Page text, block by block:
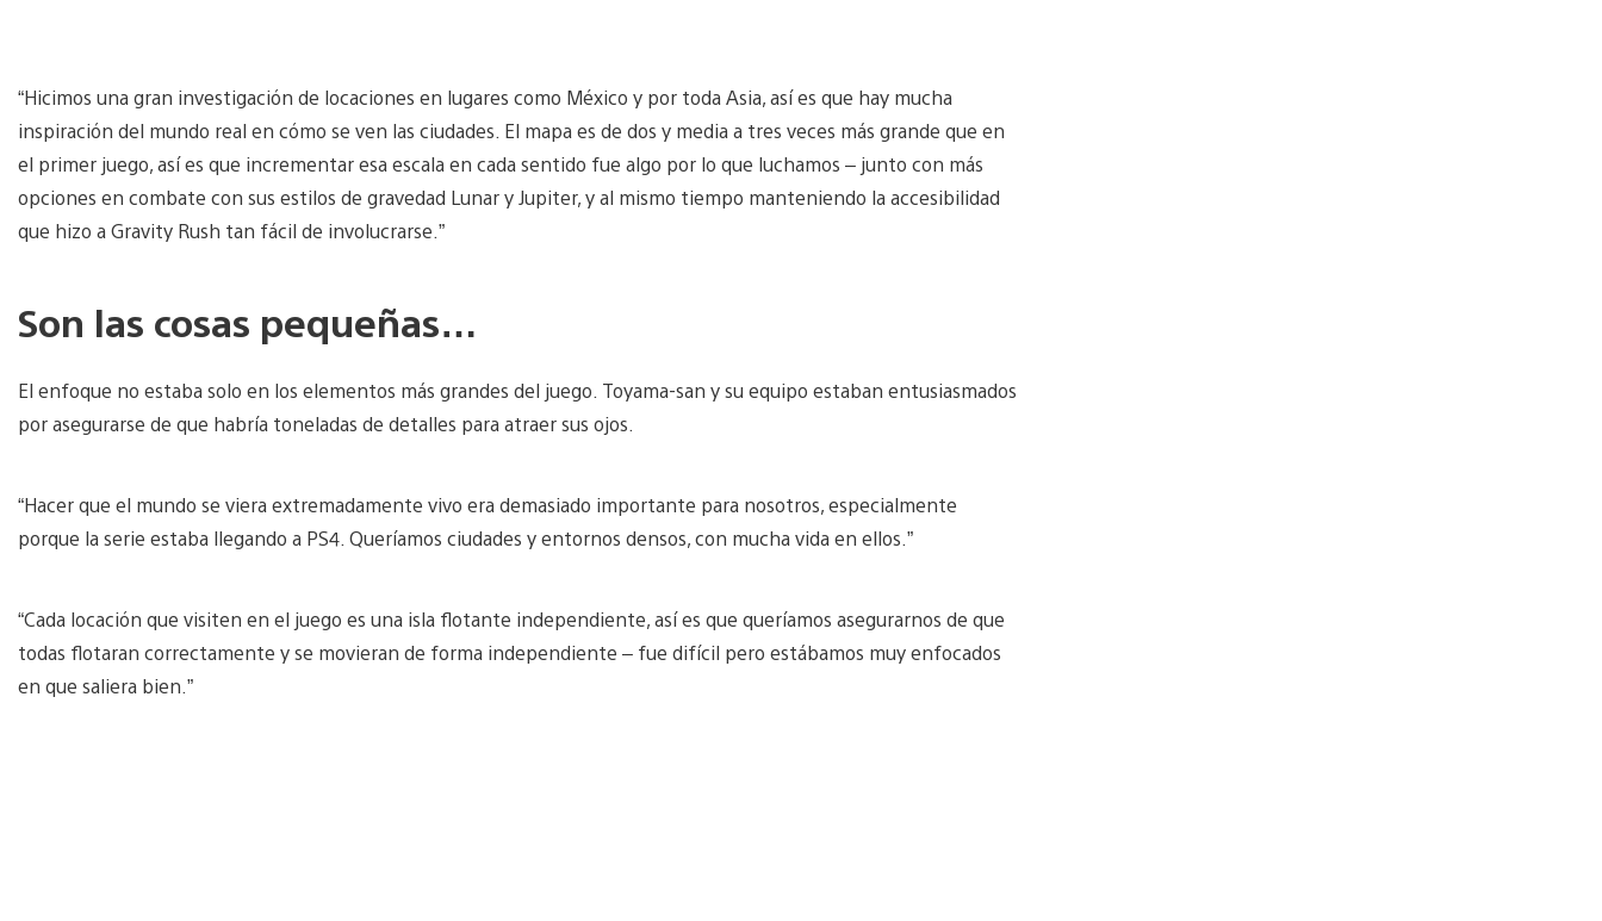
“Hicimos una gran investigación de locaciones en lugares como México y por toda Asia, así es que hay mucha
inspiración del mundo real en cómo se ven las ciudades. El mapa es de dos y media a tres veces más grande que en
el primer juego, así es que incrementar esa escala en cada sentido fue algo por lo que luchamos – junto con más
opciones en combate con sus estilos de gravedad Lunar y Jupiter, y al mismo tiempo manteniendo la accesibilidad
que hizo a Gravity Rush tan fácil de involucrarse.”
Son las cosas pequeñas…
El enfoque no estaba solo en los elementos más grandes del juego. Toyama-san y su equipo estaban entusiasmados
por asegurarse de que habría toneladas de detalles para atraer sus ojos.
“Hacer que el mundo se viera extremadamente vivo era demasiado importante para nosotros, especialmente
porque la serie estaba llegando a PS4. Queríamos ciudades y entornos densos, con mucha vida en ellos.”
“Cada locación que visiten en el juego es una isla flotante independiente, así es que queríamos asegurarnos de que
todas flotaran correctamente y se movieran de forma independiente – fue difícil pero estábamos muy enfocados
en que saliera bien.”